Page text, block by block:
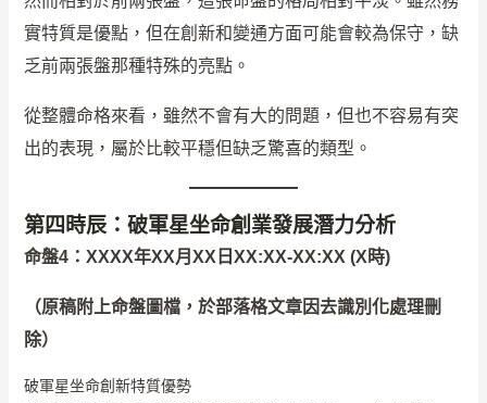
實特質是優點，但在創新和變通方面可能會較為保守，缺
乏前兩張盤那種特殊的亮點。
從整體命格來看，雖然不會有大的問題，但也不容易有突
出的表現，屬於比較平穩但缺乏驚喜的類型。
第四時辰：破軍星坐命創業發展潛力分析
命盤4：XXXX年XX月XX日XX:XX-XX:XX (X時)
（原稿附上命盤圖檔，於部落格文章因去識別化處理刪
除）
破軍星坐命創新特質優勢